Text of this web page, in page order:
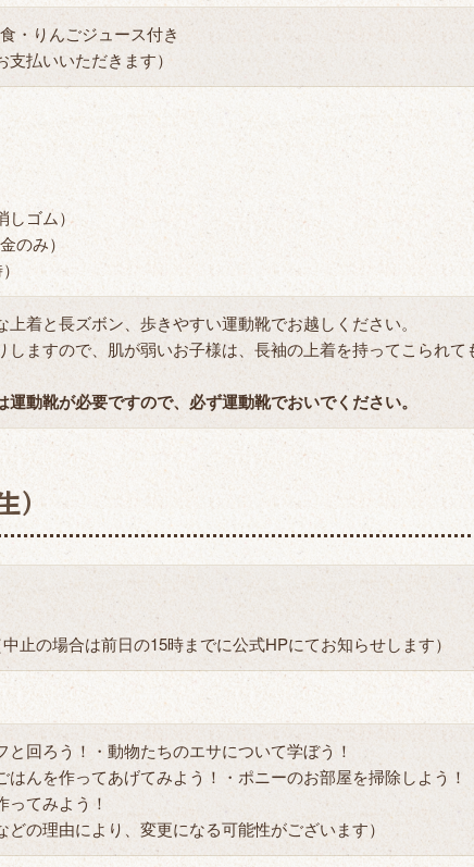
・りんごジュース付き
払いいただきます）
しゴム）
のみ）
着と長ズボン、歩きやすい運動靴でお越しください。
ますので、肌が弱いお子様は、長袖の上着を持ってこられて
動靴が必要ですので、必ず運動靴でおいでください。
）
止の場合は前日の15時までに公式HPにてお知らせします）
回ろう！・動物たちのエサについて学ぼう！
んを作ってあげてみよう！・ポニーのお部屋を掃除しよう！
てみよう！
の理由により、変更になる可能性がございます）